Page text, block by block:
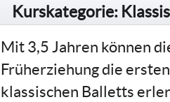
Kurskategorie:
Mit 3,5 Jahren können
Früherziehung die
klassischen Balletts